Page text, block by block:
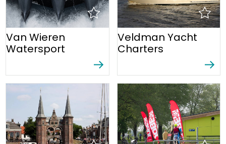
Van Wieren
Watersport
Veldman Yacht
Charters